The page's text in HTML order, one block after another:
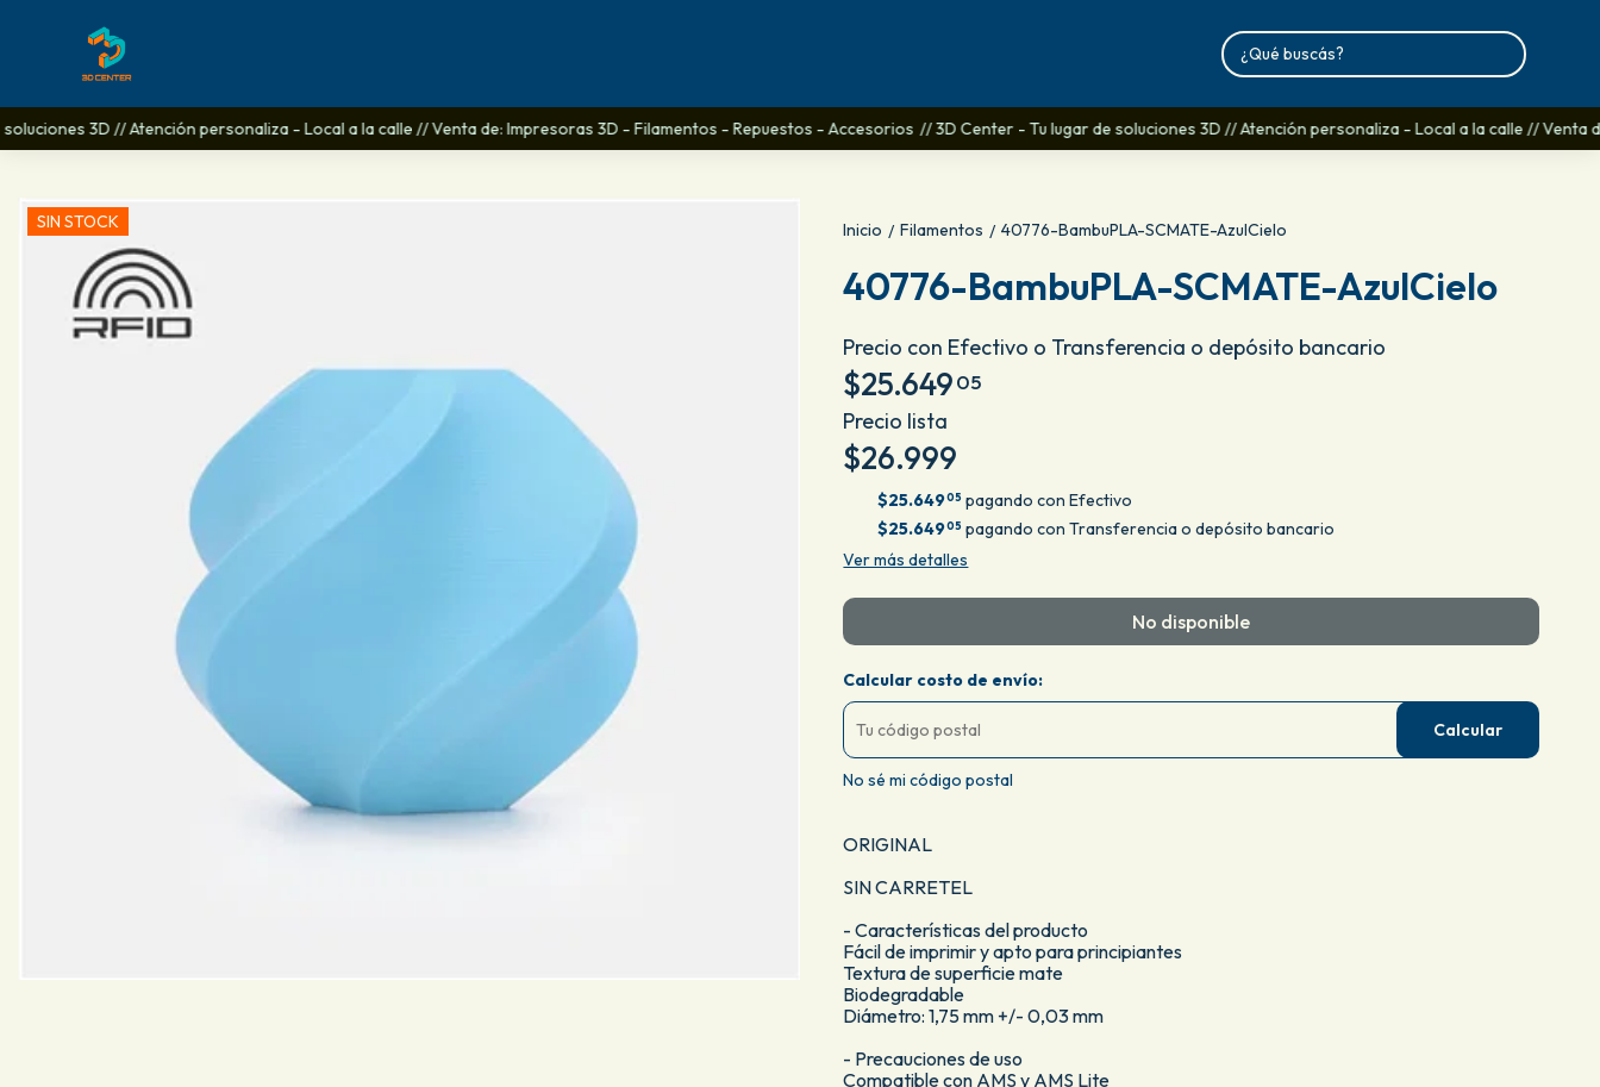
3D // Atención personaliza - Local a la calle // Venta de: Impresoras 3D - Filamentos - Repuestos - Accesorios // 3D Center - Tu lugar de soluciones 3D // Atención personaliza - Local a la calle // Venta
SIN STOCK Inicio / Filamentos / 40776-BambuPLA-SCMATE-AzulCielo
40776-BambuPLA-SCMATE-AzulCielo
Precio con Efectivo o Transferencia o depósito bancario
$25.64905
Precio lista
$26.999
$25.64905 pagando con Efectivo
$25.64905 pagando con Transferencia o depósito bancario
Ver más detalles
No disponible
Calcular costo de envío:
Calcular
No sé mi código postal
ORIGINAL
SIN CARRETEL
- Características del producto
Fácil de imprimir y apto para principiantes
Textura de superficie mate
Biodegradable
Diámetro: 1,75 mm +/- 0,03 mm
- Precauciones de uso
Compatible con AMS y AMS Lite